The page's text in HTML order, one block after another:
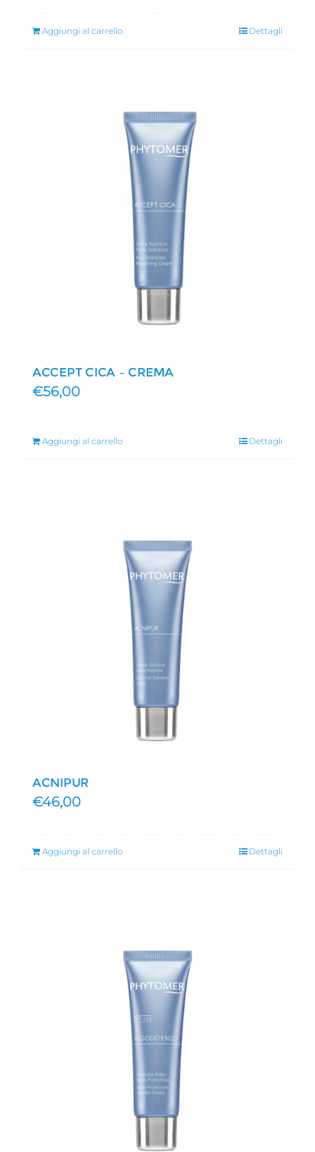
Aggiungi al carrello Dettagli
ACCEPT CICA – CREMA
€56,00
Aggiungi al carrello Dettagli
ACNIPUR
€46,00
Aggiungi al carrello Dettagli